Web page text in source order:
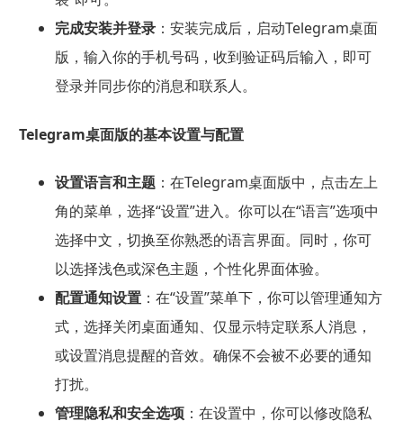
完成安装并登录：安装完成后，启动Telegram桌面
版，输入你的手机号码，收到验证码后输入，即可
登录并同步你的消息和联系人。
Telegram桌面版的基本设置与配置
设置语言和主题：在Telegram桌面版中，点击左上
角的菜单，选择“设置”进入。你可以在“语言”选项中
选择中文，切换至你熟悉的语言界面。同时，你可
以选择浅色或深色主题，个性化界面体验。
配置通知设置：在“设置”菜单下，你可以管理通知方
式，选择关闭桌面通知、仅显示特定联系人消息，
或设置消息提醒的音效。确保不会被不必要的通知
打扰。
管理隐私和安全选项：在设置中，你可以修改隐私